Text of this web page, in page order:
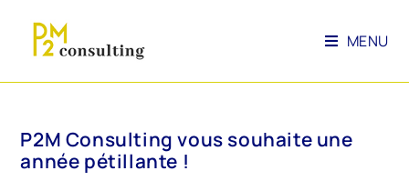
MENU
P2M Consulting vous souhaite une
année pétillante !